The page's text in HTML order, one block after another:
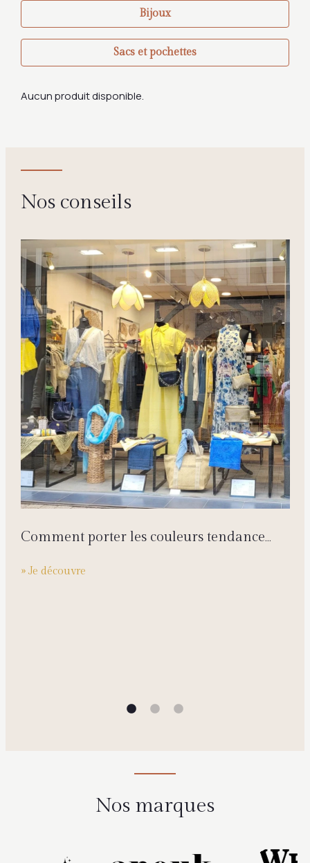
Bijoux
Sacs et pochettes
Aucun produit disponible.
Nos conseils
Comment porter les couleurs tendance
» Je découvre
Nos marques